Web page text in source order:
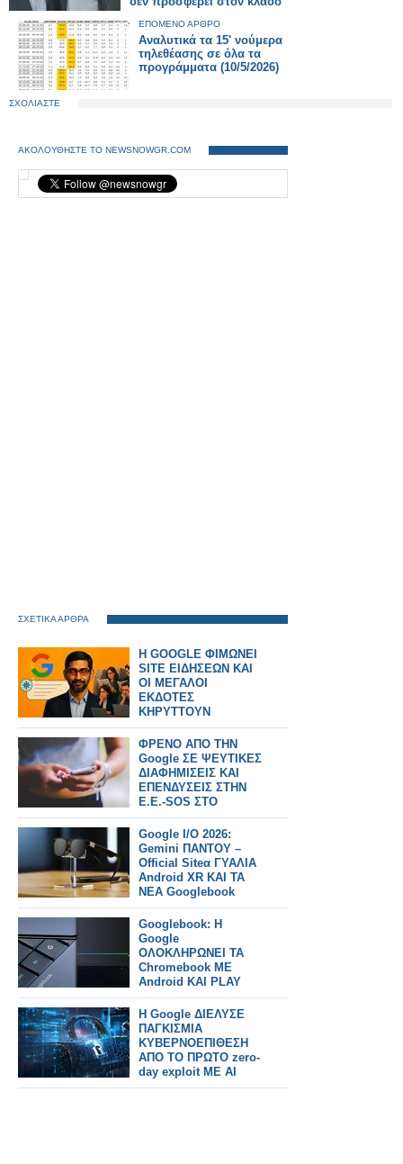
ΕΠΟΜΕΝΟ ΑΡΘΡΟ
Αναλυτικά τα 15' νούμερα
τηλεθέασης σε όλα τα
προγράμματα (10/5/2026)
ΣΧΟΛΙΑΣΤΕ
ΑΚΟΛΟΥΘΗΣΤΕ ΤΟ NEWSNOWGR.COM
ΣΧΕΤΙΚΑ ΑΡΘΡΑ
H GOOGLE ΦΙΜΩΝΕΙ
SITE ΕΙΔΗΣΕΩΝ ΚΑΙ
ΟΙ ΜΕΓΑΛΟΙ
ΕΚΔΟΤΕΣ
ΚΗΡΥΤΤΟΥΝ
ΠΟΛΕΜΟ
ΦΡΕΝΟ ΑΠΟ ΤΗΝ
Google ΣΕ ΨΕΥΤΙΚΕΣ
ΔΙΑΦΗΜΙΣΕΙΣ ΚΑΙ
ΕΠΕΝΔΥΣΕΙΣ ΣΤΗΝ
Ε.Ε.-SOS ΣΤΟ
ΙΝΤΕΡΝΕΤ
Google I/O 2026:
Gemini ΠΑΝΤΟΥ –
Official Siteα ΓΥΑΛΙΑ
Android XR ΚΑΙ ΤΑ
ΝΕΑ Googlebook
laptops
Googlebook: H
Google
ΟΛΟΚΛΗΡΩΝΕΙ ΤΑ
Chromebook ΜΕ
Android KAI PLAY
STORE KAI A.I.
Η Google ΔΙΕΛΥΣΕ
ΠΑΓΚΙΣΜΙΑ
ΚΥΒΕΡΝΟΕΠΙΘΕΣΗ
ΑΠΟ ΤΟ ΠΡΩΤΟ zero-
day exploit ΜΕ AI